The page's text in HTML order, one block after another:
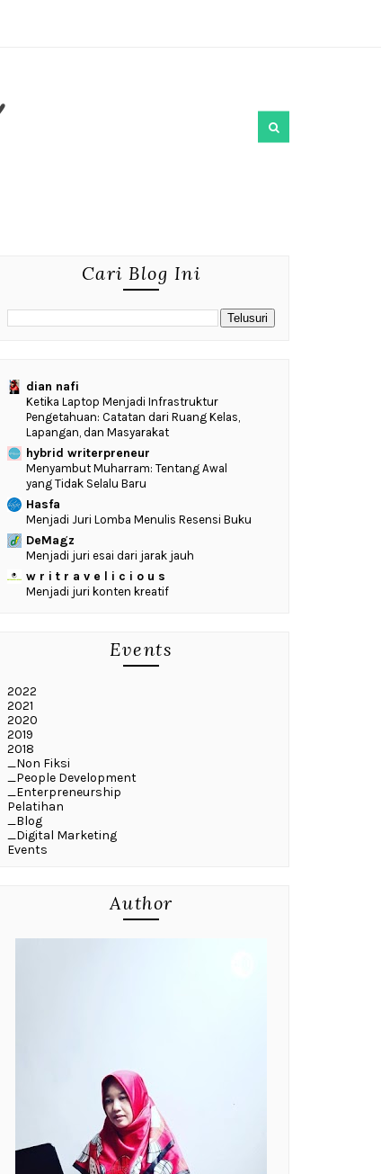
Cari Blog Ini
dian nafi
Ketika Laptop Menjadi Infrastruktur
Pengetahuan: Catatan dari Ruang Kelas,
Lapangan, dan Masyarakat
hybrid writerpreneur
Menyambut Muharram: Tentang Awal
yang Tidak Selalu Baru
Hasfa
Menjadi Juri Lomba Menulis Resensi Buku
DeMagz
Menjadi juri esai dari jarak jauh
w r i t r a v e l i c i o u s
Menjadi juri konten kreatif
Events
2022
2021
2020
2019
2018
_Non Fiksi
_People Development
_Enterpreneurship
Pelatihan
_Blog
_Digital Marketing
Events
Author